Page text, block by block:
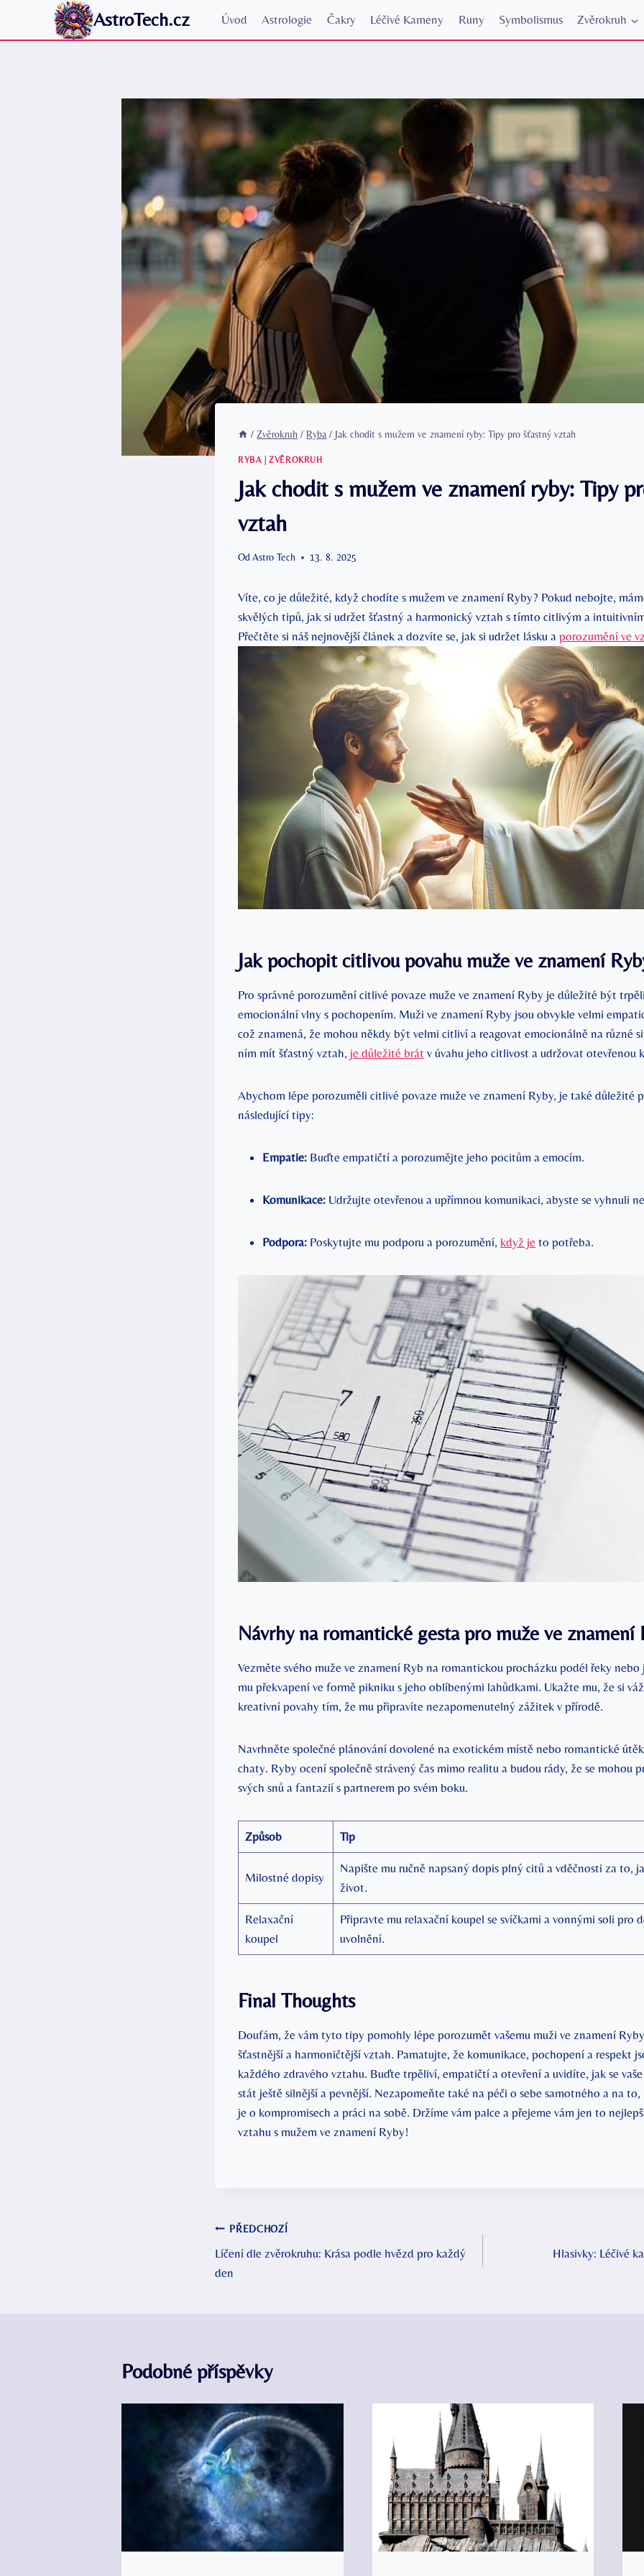
AstroTech.cz Úvod Astrologie Čakry Léčivé Kameny Runy Symbolismus Zvěrokruh
/ Zvěrokruh / Ryba / Jak chodit s mužem ve znamení ryby: Tipy pro šťastný vztah
RYBA |ZVĚROKRUH
Jak chodit s mužem ve znamení ryby: Tipy
vztah
OdAstro Tech 13. 8. 2025
Víte, co je důležité, když chodíte s mužem ve znamení Ryby? Pokud nebojte,
skvělých tipů, jak si udržet šťastný a harmonický vztah s tímto citlivým a
Přečtěte si náš nejnovější článek a dozvíte se, jak si udržet lásku a porozumění ve
Jak pochopit citlivou povahu muže ve znamení
Pro správné porozumění citlivé povaze muže ve znamení Ryby je důležité být
emocionální vlny s pochopením. Muži ve znamení Ryby jsou obvykle velmi
což znamená, že mohou někdy být velmi citliví a reagovat emocionálně na různé
ním mít šťastný vztah, je důležité brát v úvahu jeho citlivost a udržovat otevřenou
Abychom lépe porozuměli citlivé povaze muže ve znamení Ryby, je také důležité
následující tipy:
Empatie: Buďte empatičtí a porozumějte jeho pocitům a emocím.
Komunikace: Udržujte otevřenou a upřímnou komunikaci, abyste se vyhnuli
Podpora: Poskytujte mu podporu a porozumění, když je to potřeba.
Návrhy na romantické gesta pro muže ve znamení
Vezměte svého muže ve znamení Ryb na romantickou procházku podél řeky
mu překvapení ve formě pikniku s jeho oblíbenými lahůdkami. Ukažte mu, že si
kreativní povahy tím, že mu připravíte nezapomenutelný zážitek v přírodě.
Navrhněte společné plánování dovolené na exotickém místě nebo romantické
chaty. Ryby ocení společně strávený čas mimo realitu a budou rády, že se mohou
svých snů a fantazií s partnerem po svém boku.
Způsob Tip
Milostné dopisy
Napište mu ručně napsaný dopis plný citů a vděčnosti za to,
život.
Relaxační
koupel
Připravte mu relaxační koupel se svíčkami a vonnými soli pro
uvolnění.
Final Thoughts
Doufám, že vám tyto tipy pomohly lépe porozumět vašemu muži ve znamení
šťastnější a harmoničtější vztah. Pamatujte, že komunikace, pochopení a respekt
každého zdravého vztahu. Buďte trpěliví, empatičtí a otevření a uvidíte, jak se
stát ještě silnější a pevnější. Nezapomeňte také na péči o sebe samotného a na
je o kompromisech a práci na sobě. Držíme vám palce a přejeme vám jen to
vztahu s mužem ve znamení Ryby!
Navigace
pro
PŘEDCHOZÍ
Líčení dle zvěrokruhu: Krása podle hvězd pro každý
den
Hlasivky: Léčivé
Podobné příspěvky